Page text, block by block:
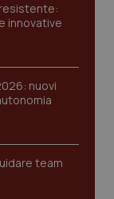
innovative
nuovi
team